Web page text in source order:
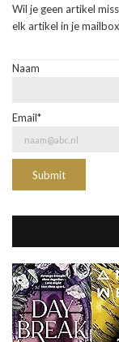
Wil je geen artikel
elk artikel in je
Naam
Email*